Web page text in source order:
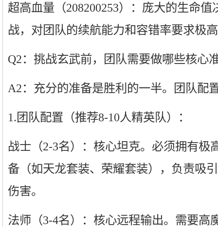
超高血量（208200253）：庞大的生命
战，对团队的续航能力和容错率要求极
Q2：挑战玄武前，团队需要做哪些核心
A2：充分的准备是胜利的一半。团队配
1.团队配置（推荐8-10人精英队）：
战士（2-3名）：核心坦克。必须拥有极
备（如天龙套装、荣耀套装），负责吸
伤害。
法师（3-4名）：核心远程输出。需要高